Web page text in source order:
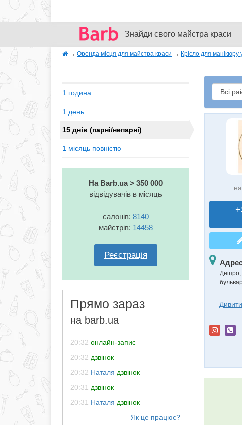
Знайди свого майстра краси
→ Оренда місця для майстра краси → Крісло для манікюру
1 година
1 день
15 днів (парні/непарні)
1 місяць повністю
На Barb.ua > 350 000
відвідувачів в місяць
салонів: 8140
майстрів: 14458
Реєстрація
Прямо зараз
на barb.ua
20:32 онлайн-запис
20:32 дзвінок
20:32 Наталя дзвінок
20:31 дзвінок
20:31 Наталя дзвінок